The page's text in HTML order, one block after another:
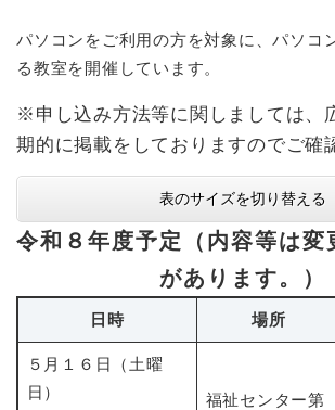
パソコンをご利用の方を対象に、パソコ
る教室を開催しています。
※申し込み方法等に関しましては、
期的に掲載をしておりますのでご確
表のサイズを切り替える
令和８年度予定（内容等は変
があります。）
日時 場所
５月１６日（土曜
日）
福祉センター第